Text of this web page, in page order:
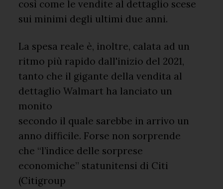
così come le vendite al dettaglio scese
sui minimi degli ultimi due anni.
La spesa reale è, inoltre, calata ad un
ritmo più rapido dall'inizio del 2021,
tanto che il gigante della vendita al
dettaglio Walmart ha lanciato un
monito
secondo il quale sarebbe in arrivo un
anno difficile. Forse non sorprende
che “l’indice delle sorprese
economiche” statunitensi di Citi
(Citigroup